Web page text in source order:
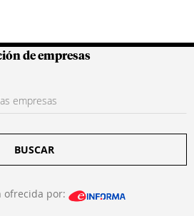
Colombianas
de empresas
BUSCAR
ofrecida por: